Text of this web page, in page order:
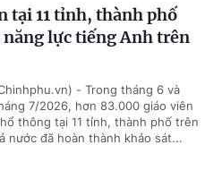
tại 11 tỉnh, thành phố
lực tiếng Anh trên
- Trong tháng 6 và
7/2026, hơn 83.000 giáo viên
thông tại 11 tỉnh, thành phố trên
nước đã hoàn thành khảo sát...